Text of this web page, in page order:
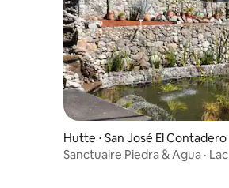
Hutte ⋅ San José El Contadero
Sanctuaire Piedra & Agua · Lac